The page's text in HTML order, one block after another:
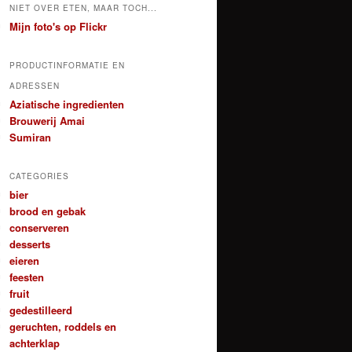
NIET OVER ETEN, MAAR TOCH...
Mijn foto's op Flickr
PRODUCTINFORMATIE EN
ADRESSEN
Aziatische ingredienten
Brouwerij Amai
Sumiran
CATEGORIES
bier
brood en gebak
conserveren
desserts
eieren
feesten
fruit
gedestilleerd
geruchten, roddels en
achterklap